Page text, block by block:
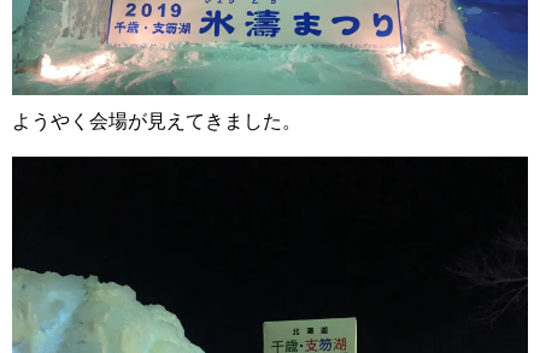
ようやく会場が見えてきました。